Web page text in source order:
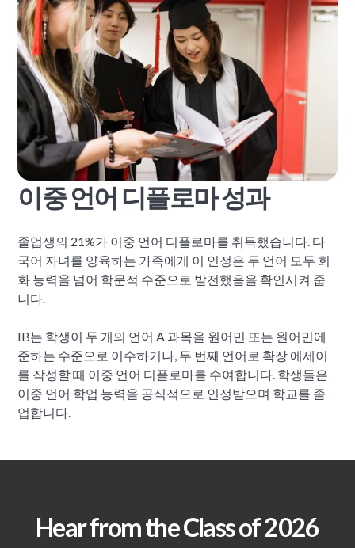
이중 언어 디플로마 성과
졸업생의 21%가 이중 언어 디플로마를 취득했습니다. 다
국어 자녀를 양육하는 가족에게 이 인정은 두 언어 모두 회
화 능력을 넘어 학문적 수준으로 발전했음을 확인시켜 줍
니다.
IB는 학생이 두 개의 언어 A 과목을 원어민 또는 원어민에
준하는 수준으로 이수하거나, 두 번째 언어로 확장 에세이
를 작성할 때 이중 언어 디플로마를 수여합니다. 학생들은
이중 언어 학업 능력을 공식적으로 인정받으며 학교를 졸
업합니다.
Hear from the Class of 2026